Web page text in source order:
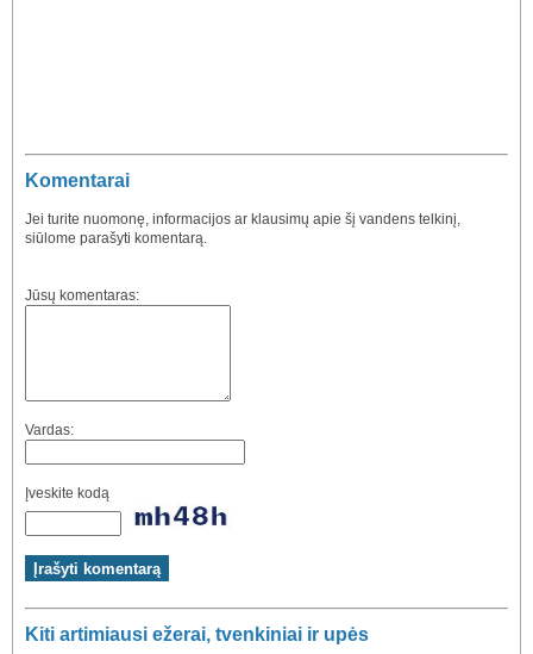
Komentarai
Jei turite nuomonę, informacijos ar klausimų apie šį vandens telkinį,
siūlome parašyti komentarą.
Jūsų komentaras:
Vardas:
Įveskite kodą
Kiti artimiausi ežerai, tvenkiniai ir upės